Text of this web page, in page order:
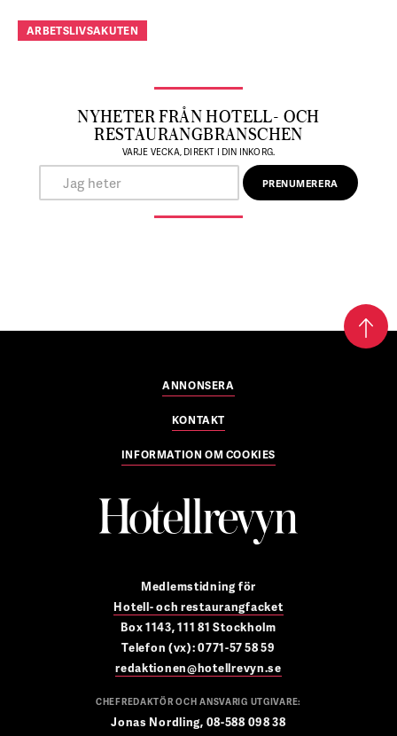
ARBETSLIVSAKUTEN
NYHETER FRÅN HOTELL- OCH
RESTAURANGBRANSCHEN
VARJE VECKA, DIREKT I DIN INKORG.
ANNONSERA
KONTAKT
INFORMATION OM COOKIES
Medlemstidning för
Hotell- och restaurangfacket
Box 1143, 111 81 Stockholm
Telefon (vx): 0771-57 58 59
redaktionen@hotellrevyn.se
CHEFREDAKTÖR OCH ANSVARIG UTGIVARE:
Jonas Nordling, 08-588 098 38